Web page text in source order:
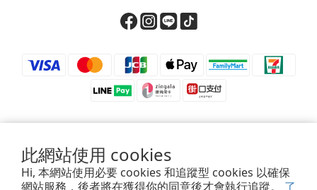
此網站使用 cookies
Hi, 本網站使用必要 cookies 和追蹤型 cookies 以確保
網站服務，後者將在獲得你的同意後才會執行追蹤。 了
⚠️ 防詐騙提醒 ⚠️
若接獲來電要求匯款、轉帳、儲值或提供驗證碼，皆為詐騙，請立即掛斷。